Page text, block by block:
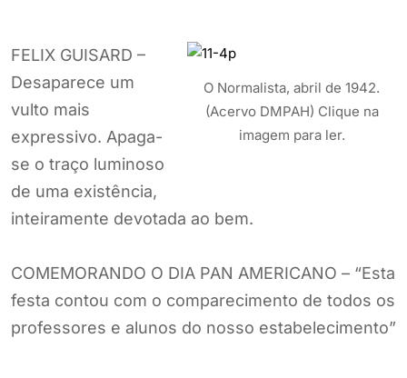
O Normalista, abril de 1942.
(Acervo DMPAH) Clique na
imagem para ler.
FELIX GUISARD –
Desaparece um
vulto mais
expressivo. Apaga-
se o traço luminoso
de uma existência,
inteiramente devotada ao bem.
COMEMORANDO O DIA PAN AMERICANO – “Esta
festa contou com o comparecimento de todos os
professores e alunos do nosso estabelecimento”